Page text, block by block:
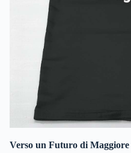
Verso un Futuro di Maggiore